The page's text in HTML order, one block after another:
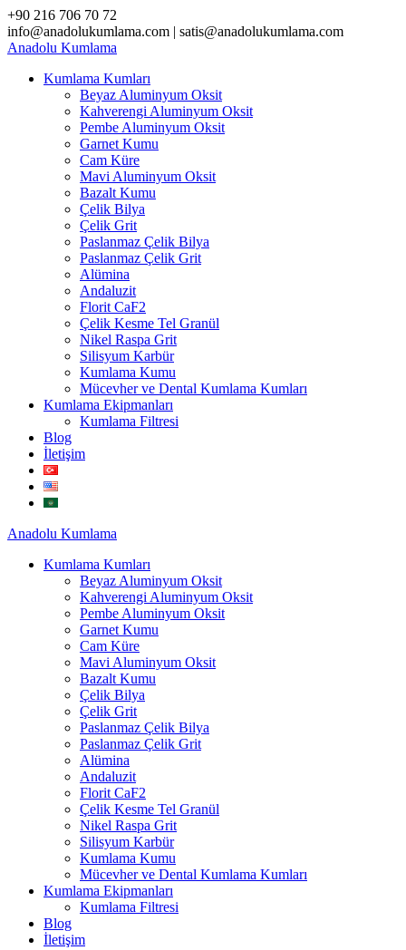
Skip
to
content
+90 216 706 70 72
info@anadolukumlama.com | satis@anadolukumlama.com
Anadolu Kumlama
Kumlama Kumları
Beyaz Aluminyum Oksit
Kahverengi Aluminyum Oksit
Pembe Aluminyum Oksit
Garnet Kumu
Cam Küre
Mavi Aluminyum Oksit
Bazalt Kumu
Çelik Bilya
Çelik Grit
Paslanmaz Çelik Bilya
Paslanmaz Çelik Grit
Alümina
Andaluzit
Florit CaF2
Çelik Kesme Tel Granül
Nikel Raspa Grit
Silisyum Karbür
Kumlama Kumu
Mücevher ve Dental Kumlama Kumları
Kumlama Ekipmanları
Kumlama Filtresi
Blog
İletişim
Anadolu Kumlama
Kumlama Kumları
Beyaz Aluminyum Oksit
Kahverengi Aluminyum Oksit
Pembe Aluminyum Oksit
Garnet Kumu
Cam Küre
Mavi Aluminyum Oksit
Bazalt Kumu
Çelik Bilya
Çelik Grit
Paslanmaz Çelik Bilya
Paslanmaz Çelik Grit
Alümina
Andaluzit
Florit CaF2
Çelik Kesme Tel Granül
Nikel Raspa Grit
Silisyum Karbür
Kumlama Kumu
Mücevher ve Dental Kumlama Kumları
Kumlama Ekipmanları
Kumlama Filtresi
Blog
İletişim